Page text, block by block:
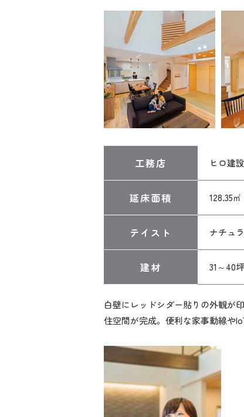
工務店 ヒロ建
延床面積 128.35㎡
テイスト ナチュ
建材 31～40坪
白壁にレッドシダー貼りの外観が
住空間が完成。便利な家事動線や